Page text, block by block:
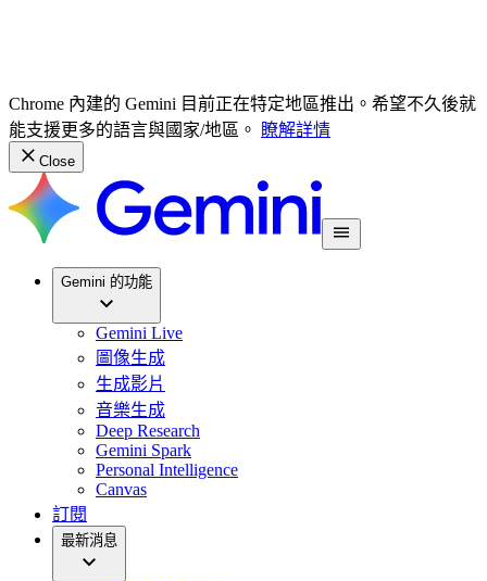
Chrome 內建的 Gemini 目前正在特定地區推出。希望不久後就
能支援更多的語言與國家/地區。
瞭解詳情
Close
Gemini 的功能
Gemini Live
圖像生成
生成影片
音樂生成
Deep Research
Gemini Spark
Personal Intelligence
Canvas
訂閱
最新消息